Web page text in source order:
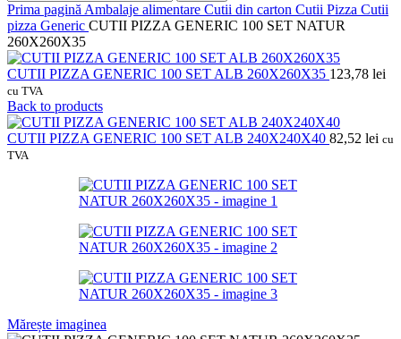
Prima pagină Ambalaje alimentare Cutii din carton Cutii Pizza Cutii
pizza Generic CUTII PIZZA GENERIC 100 SET NATUR
260X260X35
CUTII PIZZA GENERIC 100 SET ALB 260X260X35 123,78 lei
cu TVA
Back to products
CUTII PIZZA GENERIC 100 SET ALB 240X240X40 82,52 lei cu
TVA
Mărește imaginea